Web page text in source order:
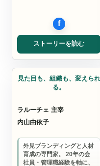
ストーリーを読む
ブランディング
見た目も、組織も、変えられ
る。
ラルーチェ 主宰
内山由依子
外見ブランディングと人材
育成の専門家。 20年の会
社員・管理職経験を軸に、